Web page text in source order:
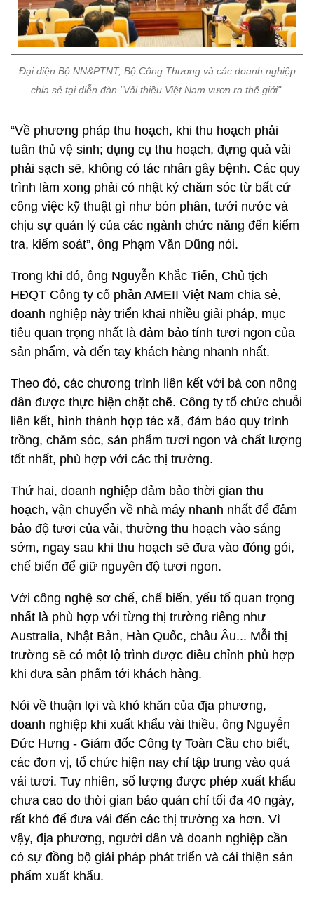
Đại diện Bộ NN&PTNT, Bộ Công Thương và các doanh nghiệp
chia sẻ tại diễn đàn "Vải thiều Việt Nam vươn ra thế giới".
“Về phương pháp thu hoạch, khi thu hoạch phải
tuân thủ vệ sinh; dụng cụ thu hoạch, đựng quả vải
phải sạch sẽ, không có tác nhân gây bệnh. Các quy
trình làm xong phải có nhật ký chăm sóc từ bất cứ
công việc kỹ thuật gì như bón phân, tưới nước và
chịu sự quản lý của các ngành chức năng đến kiểm
tra, kiểm soát”, ông Phạm Văn Dũng nói.
Trong khi đó, ông Nguyễn Khắc Tiến, Chủ tịch
HĐQT Công ty cổ phần AMEII Việt Nam chia sẻ,
doanh nghiệp này triển khai nhiều giải pháp, mục
tiêu quan trọng nhất là đảm bảo tính tươi ngon của
sản phẩm, và đến tay khách hàng nhanh nhất.
Theo đó, các chương trình liên kết với bà con nông
dân được thực hiện chặt chẽ. Công ty tổ chức chuỗi
liên kết, hình thành hợp tác xã, đảm bảo quy trình
trồng, chăm sóc, sản phẩm tươi ngon và chất lượng
tốt nhất, phù hợp với các thị trường.
Thứ hai, doanh nghiệp đảm bảo thời gian thu
hoạch, vận chuyển về nhà máy nhanh nhất để đảm
bảo độ tươi của vải, thường thu hoạch vào sáng
sớm, ngay sau khi thu hoạch sẽ đưa vào đóng gói,
chế biến để giữ nguyên độ tươi ngon.
Với công nghệ sơ chế, chế biến, yếu tố quan trọng
nhất là phù hợp với từng thị trường riêng như
Australia, Nhật Bản, Hàn Quốc, châu Âu... Mỗi thị
trường sẽ có một lộ trình được điều chỉnh phù hợp
khi đưa sản phẩm tới khách hàng.
Nói về thuận lợi và khó khăn của địa phương,
doanh nghiệp khi xuất khẩu vài thiều, ông Nguyễn
Đức Hưng - Giám đốc Công ty Toàn Cầu cho biết,
các đơn vị, tổ chức hiện nay chỉ tập trung vào quả
vải tươi. Tuy nhiên, số lượng được phép xuất khẩu
chưa cao do thời gian bảo quản chỉ tối đa 40 ngày,
rất khó để đưa vải đến các thị trường xa hơn. Vì
vậy, địa phương, người dân và doanh nghiệp cần
có sự đồng bộ giải pháp phát triển và cải thiện sản
phẩm xuất khẩu.